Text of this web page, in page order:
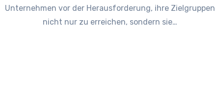
Unternehmen vor der Herausforderung, ihre Zielgruppen
nicht nur zu erreichen, sondern sie…